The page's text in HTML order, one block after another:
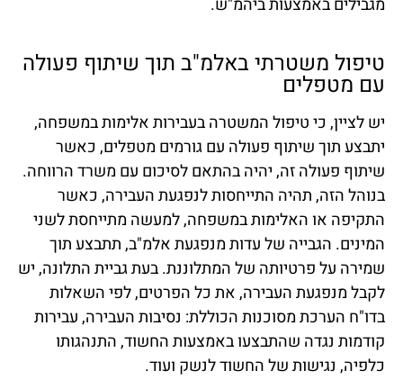
מגבילים באמצעות ביהמ"ש.
טיפול משטרתי באלמ"ב תוך שיתוף פעולה
עם מטפלים
יש לציין, כי טיפול המשטרה בעבירות אלימות במשפחה,
יתבצע תוך שיתוף פעולה עם גורמים מטפלים, כאשר
שיתוף פעולה זה, יהיה בהתאם לסיכום עם משרד הרווחה.
בנוהל הזה, תהיה התייחסות לנפגעת העבירה, כאשר
התקיפה או האלימות במשפחה, למעשה מתייחסת לשני
המינים. הגבייה של עדות מנפגעת אלמ"ב, תתבצע תוך
שמירה על פרטיותה של המתלוננת. בעת גביית התלונה, יש
לקבל מנפגעת העבירה, את כל הפרטים, לפי השאלות
בדו"ח הערכת מסוכנות הכוללת: נסיבות העבירה, עבירות
קודמות נגדה שהתבצעו באמצעות החשוד, התנהגותו
כלפיה, נגישות של החשוד לנשק ועוד.